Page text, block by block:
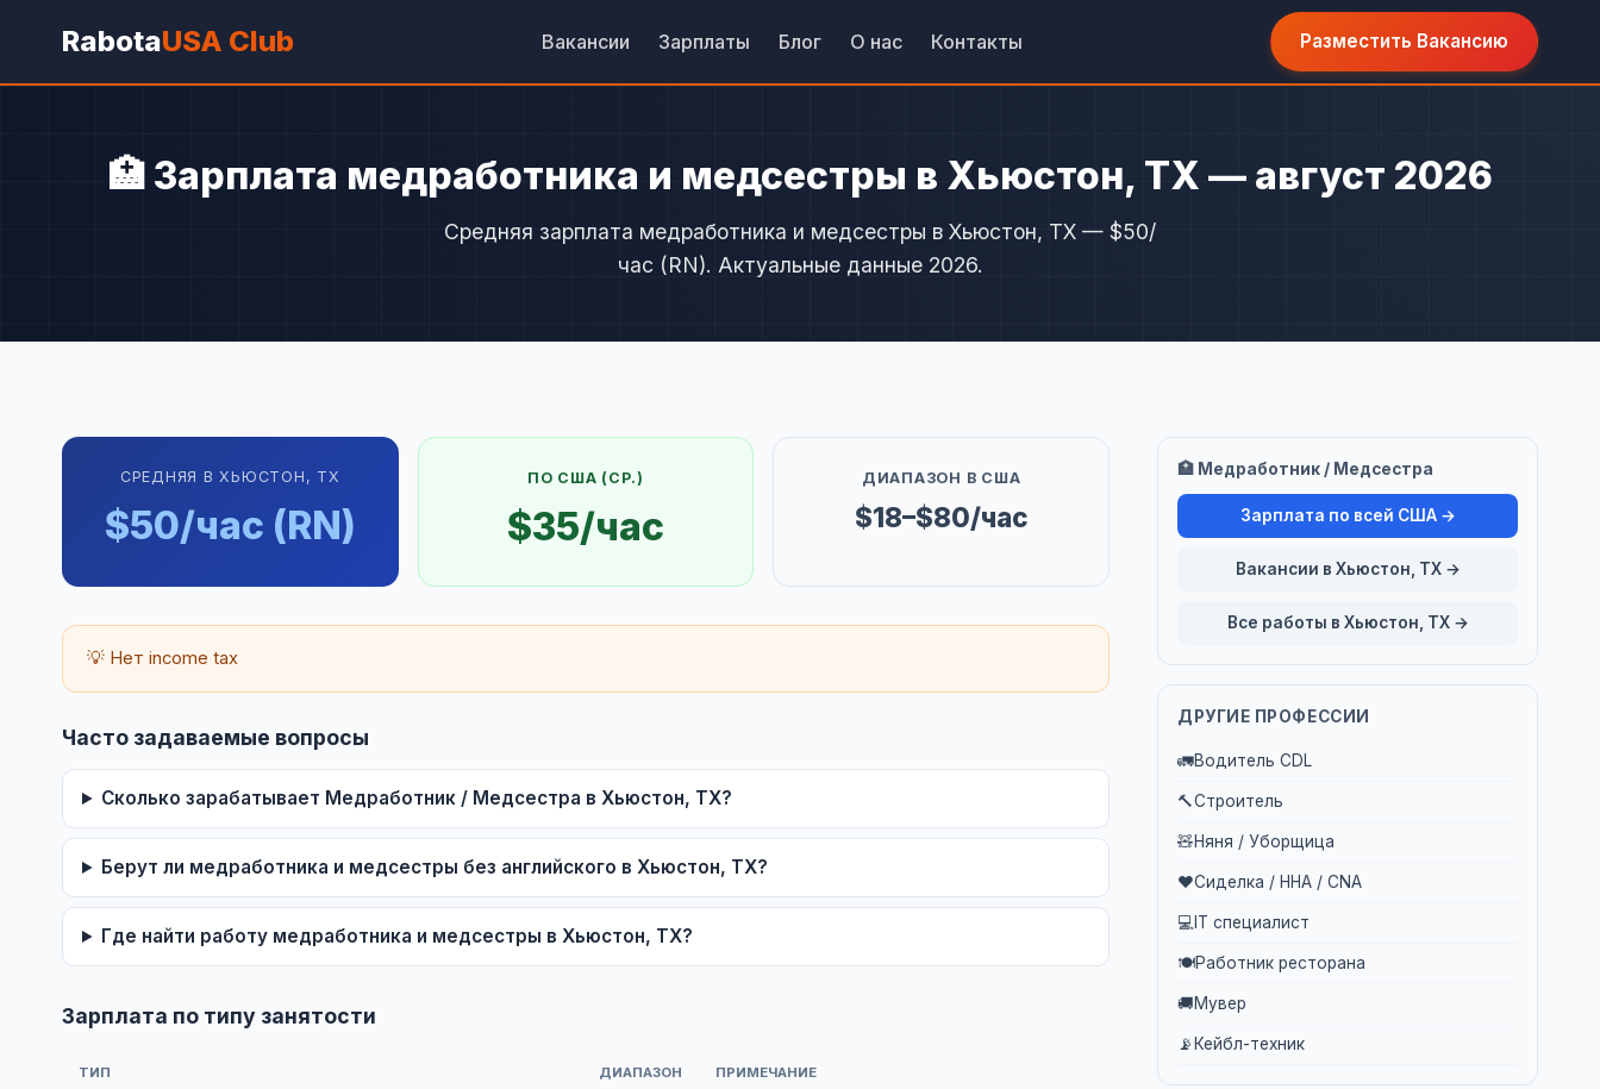
RabotaUSA Club Вакансии Зарплаты Блог О нас Контакты Разместить Вакансию
🏥 Зарплата медработника и медсестры в Хьюстон, TX — август 2026
Средняя зарплата медработника и медсестры в Хьюстон, TX — $50/
час (RN). Актуальные данные 2026.
СРЕДНЯЯ В ХЬЮСТОН, TX
$50/час (RN)
ПО США (СР.)
$35/час
ДИАПАЗОН В США
$18–$80/час
💡 Нет income tax
Часто задаваемые вопросы
Сколько зарабатывает Медработник / Медсестра в Хьюстон, TX?
Берут ли медработника и медсестры без английского в Хьюстон, TX?
Где найти работу медработника и медсестры в Хьюстон, TX?
Зарплата по типу занятости
ТИП ДИАПАЗОН ПРИМЕЧАНИЕ
🏥 Медработник / Медсестра
Зарплата по всей США →
Вакансии в Хьюстон, TX →
Все работы в Хьюстон, TX →
ДРУГИЕ ПРОФЕССИИ
🚛Водитель CDL
🔨Строитель
🧸Няня / Уборщица
❤️Сиделка / HHA / CNA
💻 IT специалист
🍽️Работник ресторана
🚚Мувер
📡 Кейбл-техник